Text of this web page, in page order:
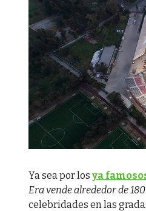
Ya sea por los ya
Era vende alrededor de
celebridades en las